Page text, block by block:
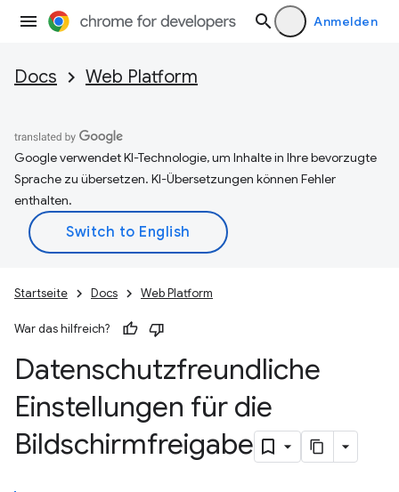
Anmelden
Docs Web Platform
Google verwendet KI-Technologie, um Inhalte in Ihre bevorzugte
Sprache zu übersetzen. KI-Übersetzungen können Fehler
enthalten.
Startseite Docs Web Platform
War das hilfreich?
Datenschutzfreundliche
Einstellungen für die
Bildschirmfreigabe